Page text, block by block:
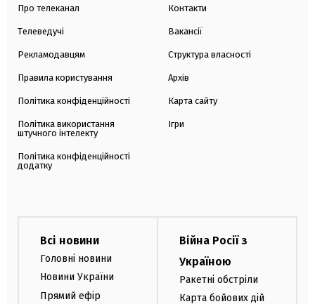
Про телеканал
Телеведучі
Рекламодавцям
Правила користування
Політика конфіденційності
Політика використання
штучного інтелекту
Політика конфіденційності
додатку
Контакти
Вакансії
Структура власності
Архів
Карта сайту
Ігри
Всі новини
Головні новини
Новини України
Прямий ефір
Війна Росії з
Україною
Ракетні обстріли
Карта бойових дій